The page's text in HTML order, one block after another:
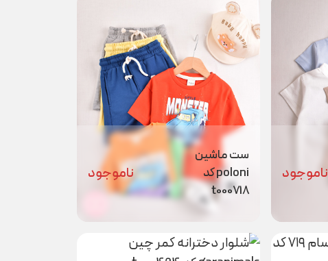
ناموجود
ست ماشین
poloni کد
t000718
ناموجود